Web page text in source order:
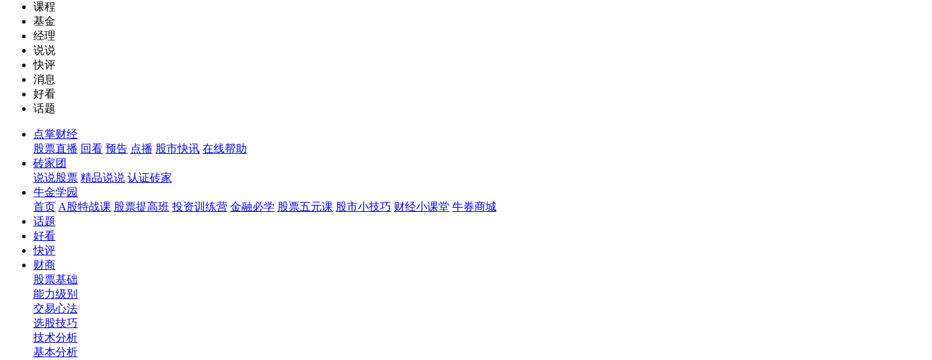
课程
基金
经理
说说
快评
消息
好看
话题
点掌财经
股票直播 回看 预告 点播 股市快讯 在线帮助
砖家团
说说股票 精品说说 认证砖家
牛金学园
首页 A股特战课 股票提高班 投资训练营 金融必学 股票五元课 股市小技巧 财经小课堂 牛券商城
话题
好看
快评
财商
股票基础
能力级别
交易心法
选股技巧
技术分析
基本分析